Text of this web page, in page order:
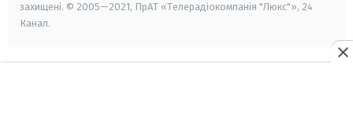
захищені. © 2005—2021, ПрАТ «Телерадіокомпанія "Люкс"», 24
Канал.